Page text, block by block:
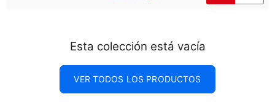
Esta colección está vacía
VER TODOS LOS PRODUCTOS